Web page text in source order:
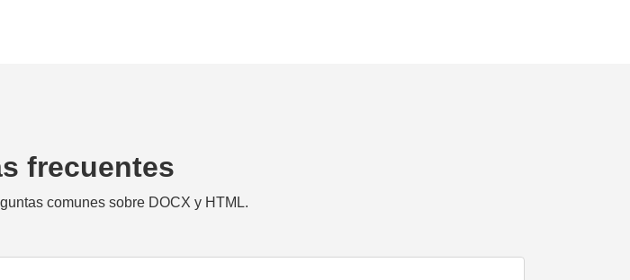
frecuentes
comunes sobre DOCX y HTML.